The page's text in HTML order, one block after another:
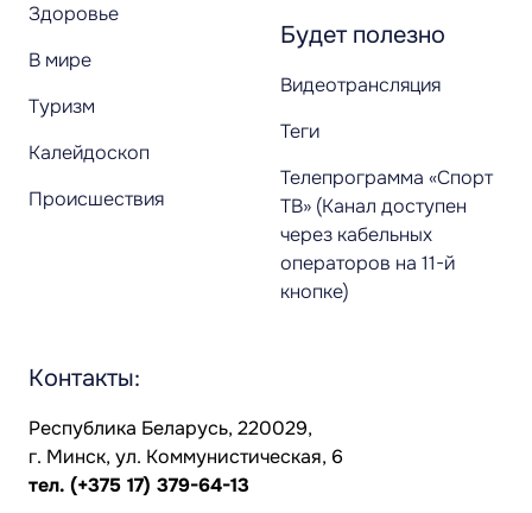
Здоровье
В мире
Туризм
Калейдоскоп
Происшествия
Будет полезно
Видеотрансляция
Теги
Телепрограмма «Спорт
ТВ» (Канал доступен
через кабельных
операторов на 11-й
кнопке)
Контакты:
Республика Беларусь, 220029,
г. Минск, ул. Коммунистическая, 6
тел. (+375 17) 379-64-13